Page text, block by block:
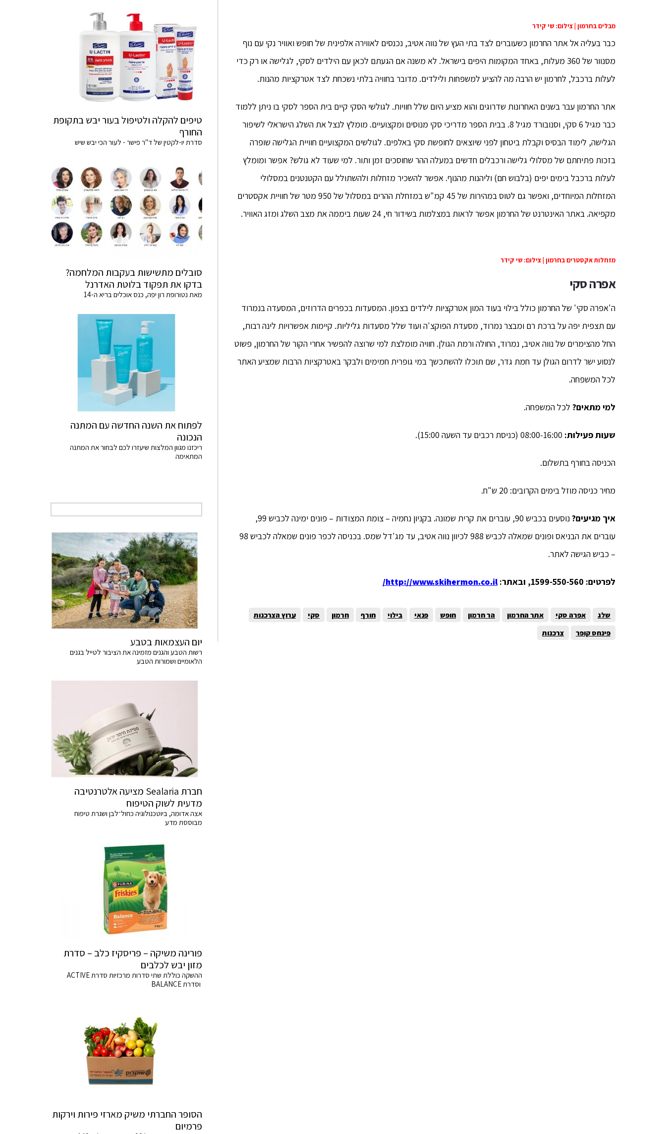
מבלים בחרמון | צילום: שי קידר
כבר בעליה אל אתר החרמון כשעוברים לצד בתי העץ של נווה אטיב, נכנסים לאווירה אלפינית של חופש ואוויר נקי עם נוף
מסנוור של 360 מעלות, באחד המקומות היפים בישראל. לא משנה אם הגעתם לכאן עם הילדים לסקי, לגלישה או רק כדי
לעלות ברכבל, לחרמון יש הרבה מה להציע למשפחות ולילדים. מדובר בחוויה בלתי נשכחת לצד אטרקציות מהנות.
אתר החרמון עבר בשנים האחרונות שדרוגים והוא מציע היום שלל חוויות. לגולשי הסקי קיים בית הספר לסקי בו ניתן ללמוד
כבר מגיל 6 סקי, וסנובורד מגיל 8. בבית הספר מדריכי סקי מנוסים ומקצועיים. מומלץ לנצל את השלג הישראלי לשיפור
הגלישה, לימוד הבסיס וקבלת ביטחון לפני שיוצאים לחופשת סקי באלפים. לגולשים המקצועיים חוויית הגלישה שופרה
בזכות פתיחתם של מסלולי גלישה ורכבלים חדשים במעלה ההר שחוסכים זמן ותור. למי שעוד לא גולש? אפשר ומומלץ
לעלות ברכבל בימים יפים (בלבוש חם) וליהנות מהנוף. אפשר להשכיר מזחלות ולהשתולל עם הקטנטנים במסלולי
המזחלות המיוחדים, ואפשר גם לטוס במהירות של 45 קמ"ש במזחלת ההרים במסלול של 950 מטר של חוויית אקסטרים
מקפיאה. באתר האינטרנט של החרמון אפשר לראות במצלמות בשידור חי, 24 שעות ביממה את מצב השלג ומזג האוויר.
מזחלות אקסטרים בחרמון | צילום: שי קידר
אפרה סקי
ה'אפרה סקי' של החרמון כולל בילוי בעוד המון אטרקציות לילדים בצפון. המסעדות בכפרים הדרוזים, המסעדה בנמרוד
עם תצפית יפה על ברכת רם ומבצר נמרוד, מסעדת הפוקצ'ה ועוד שלל מסעדות גליליות. קיימות אפשרויות לינה רבות,
החל מהצימרים של נווה אטיב, נמרוד, החולה ורמת הגולן. חוויה מומלצת למי שרוצה להפשיר אחרי הקור של החרמון, פשוט
לנסוע ישר לדרום הגולן עד חמת גדר, שם תוכלו להשתכשך במי גופרית חמימים ולבקר באטרקציות הרבות שמציע האתר
לכל המשפחה.
למי מתאים? לכל המשפחה.
שעות פעילות:
הכניסה בחורף בתשלום.
מחיר כניסה מוזל בימים הקרובים: 20 ש"ח.
איך מגיעים?
נוסעים בכביש 90, עוברים את קרית שמונה. בקניון נחמיה – צומת המצודות – פונים ימינה לכביש 99,
עוברים את הבניאס ופונים שמאלה לכביש 988 לכיוון נווה אטיב, עד מג'דל שמס. בכניסה לכפר פונים שמאלה לכביש 98
– כביש הגישה לאתר.
לפרטים: 1599-550-560, ובאתר: http://www.skihermon.co.il/
שלג אפרה סקי אתר החרמון הר חרמון חופש פנאי בילוי חורף חרמון סקי
ערוץ הצרכנות
פינחס קופר
צרכנות
טיפים להקלה ולטיפול בעור יבש בתקופת
החורף
סדרת יו-לקטין של ד"ר פישר - לעור הכי יבש שיש
סובלים מתשישות בעקבות המלחמה?
בדקו את תפקוד בלוטת האדרנל
מאת נטורופת רון יפה, כנס אוכלים בריא ה-14
לפתוח את השנה החדשה עם המתנה
הנכונה
ריכזנו מגוון המלצות שיעזרו לכם לבחור את המתנה
המתאימה
יום העצמאות בטבע
רשות הטבע והגנים מזמינה את הציבור לטייל בגנים
הלאומיים ושמורות הטבע
חברת Sealaria מציעה אלטרנטיבה
מדעית לשוק הטיפוח
אצה אדומה, ביוטכנולוגיה כחול־לבן ושגרת טיפוח
מבוססת מדע
פורינה משיקה – פריסקיז כלב – סדרת
מזון יבש לכלבים
ההשקה כוללת שתי סדרות מרכזיות סדרת ACTIVE
וסדרת BALANCE
הסופר החברתי משיק מארזי פירות וירקות
פרמיום